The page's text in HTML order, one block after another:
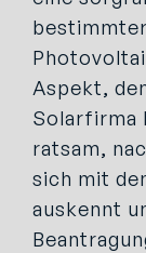
Aspekt,
Solarfirma
ratsam,
sich mit
auskennt